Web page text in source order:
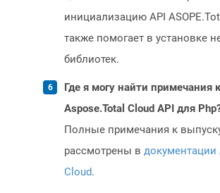
инициализацию API
также помогает в установке
библиотек.
Где я могу найти примечания
Aspose.Total Cloud API для
Полные примечания к
рассмотрены в документации
Cloud.